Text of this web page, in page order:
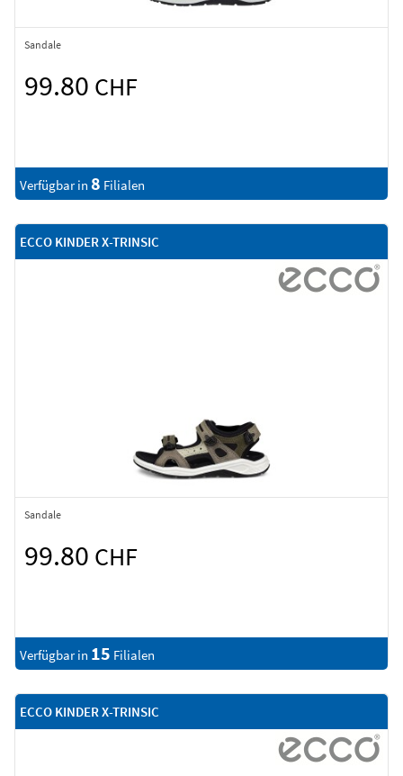
Sandale
99.80 CHF
Verfügbar in 8 Filialen
ECCO KINDER X-TRINSIC
Sandale
99.80 CHF
Verfügbar in 15 Filialen
ECCO KINDER X-TRINSIC